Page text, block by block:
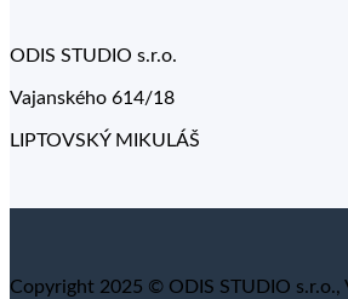
ODIS STUDIO s.r.o.
Vajanského 614/18
LIPTOVSKÝ MIKULÁŠ
Copyright 2025 © ODIS STUDIO s.r.o.,